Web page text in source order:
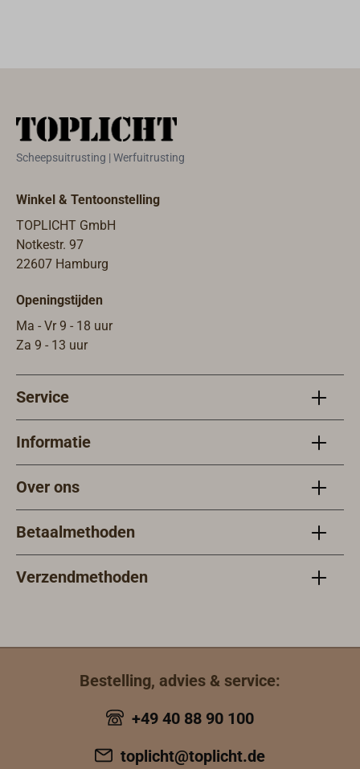
Scheepsuitrusting | Werfuitrusting
Winkel & Tentoonstelling
TOPLICHT GmbH
Notkestr. 97
22607 Hamburg
Openingstijden
Ma - Vr 9 - 18 uur
Za 9 - 13 uur
Service
Informatie
Over ons
Betaalmethoden
Verzendmethoden
Bestelling, advies & service:
+49 40 88 90 100
toplicht@toplicht.de